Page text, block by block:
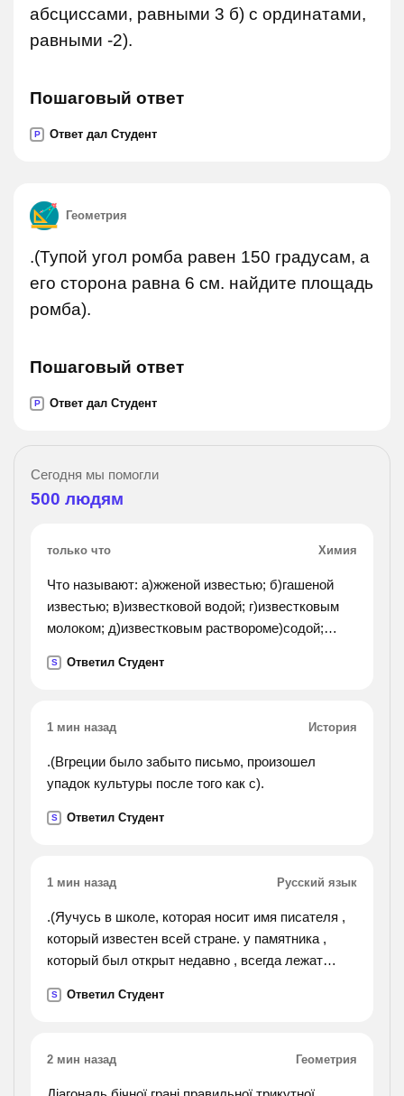
абсциссами, равными 3 б) с ординатами,
равными -2).
Пошаговый ответ
P Ответ дал Студент
Геометрия
.(Тупой угол ромба равен 150 градусам, а
его сторона равна 6 см. найдите площадь
ромба).
Пошаговый ответ
P Ответ дал Студент
Сегодня мы помогли
500 людям
только что Химия
Что называют: а)жженой известью; б)гашеной
известью; в)известковой водой; г)известковым
молоком; д)известковым раствороме)содой;
S Ответил Студент
1 мин назад История
.(Вгреции было забыто письмо, произошел
упадок культуры после того как с).
S Ответил Студент
1 мин назад Русский язык
.(Яучусь в школе, которая носит имя писателя ,
который известен всей стране. у памятника ,
который был открыт недавно , всегда лежат
прочитала книгу , в которой рассказывается о
отрывки. какие устранения речевых недочётов
вы выбрали? всегда ли возможна замена
S Ответил Студент
2 мин назад Геометрия